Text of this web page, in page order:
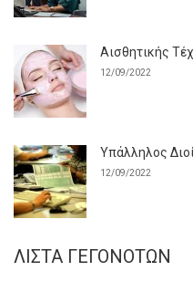
Αισθητικής
12/09/2022
Υπάλληλος
12/09/2022
ΛΊΣΤΑ ΓΕΓΟΝΌΤΩΝ